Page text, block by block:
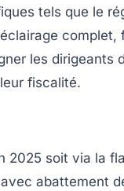
tels que le
complet,
les dirigeants
fiscalité.
2025 soit via la
abattement